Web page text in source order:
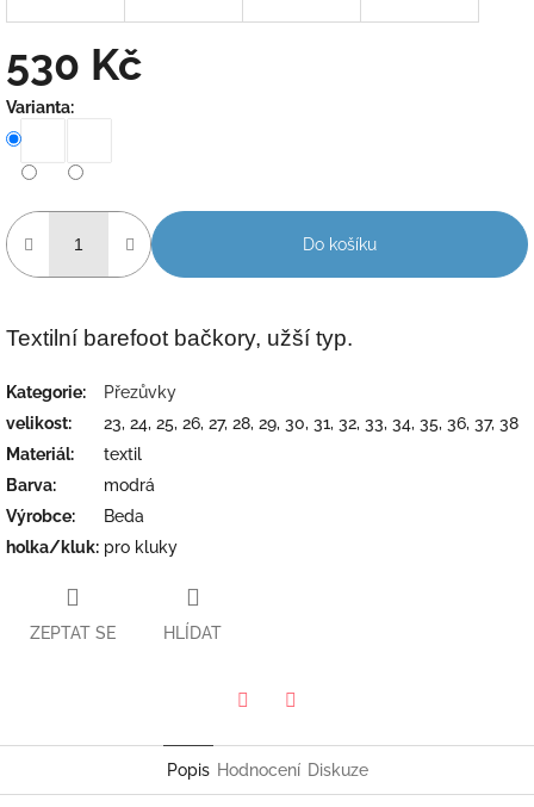
530 Kč
Měrná
cena:
Varianta:
Do košíku
Textilní barefoot bačkory, užší typ.
Kategorie:
Přezůvky
velikost:
23, 24, 25, 26, 27, 28, 29, 30, 31, 32, 33, 34, 35, 36, 37, 38
Materiál:
textil
Barva:
modrá
Výrobce:
Beda
holka/kluk: pro kluky
ZEPTAT SE HLÍDAT
Popis Hodnocení Diskuze